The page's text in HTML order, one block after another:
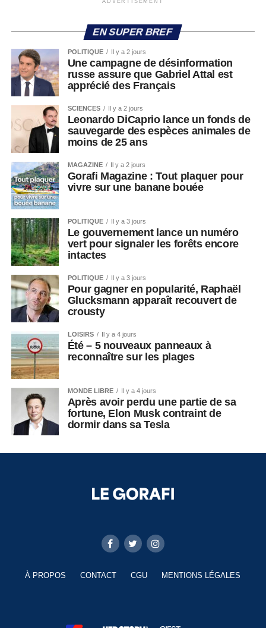
ADVERTISEMENT
EN SUPER BREF
POLITIQUE Il y a 2 jours
Une campagne de désinformation
russe assure que Gabriel Attal est
apprécié des Français
SCIENCES Il y a 2 jours
Leonardo DiCaprio lance un fonds de
sauvegarde des espèces animales de
moins de 25 ans
MAGAZINE Il y a 2 jours
Gorafi Magazine : Tout plaquer pour
vivre sur une banane bouée
POLITIQUE Il y a 3 jours
Le gouvernement lance un numéro
vert pour signaler les forêts encore
intactes
POLITIQUE Il y a 3 jours
Pour gagner en popularité, Raphaël
Glucksmann apparaît recouvert de
crousty
LOISIRS Il y a 4 jours
Été – 5 nouveaux panneaux à
reconnaître sur les plages
MONDE LIBRE Il y a 4 jours
Après avoir perdu une partie de sa
fortune, Elon Musk contraint de
dormir dans sa Tesla
À PROPOS CONTACT CGU MENTIONS LÉGALES